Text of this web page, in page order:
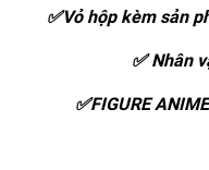
✅Vỏ hộp kèm sản
✅ Nhân
✅FIGURE